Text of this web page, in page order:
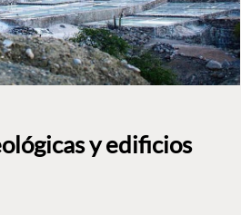
y edificios